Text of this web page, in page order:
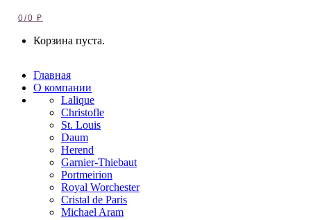
0/0₽
Корзина пуста.
Главная
О компании
Lalique
Christofle
St. Louis
Daum
Herend
Garnier-Thiebaut
Portmeirion
Royal Worchester
Cristal de Paris
Michael Aram